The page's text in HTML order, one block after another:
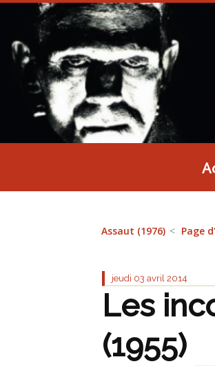
Assaut (1976) Page
jeudi 03 avril 2014
Les
(1955)